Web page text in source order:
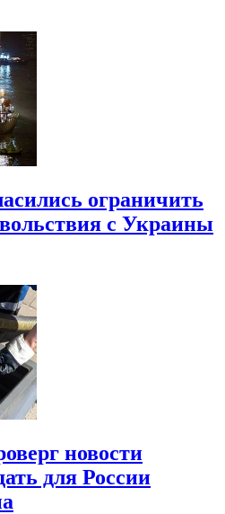
ограничить
с Украины
новости
для России